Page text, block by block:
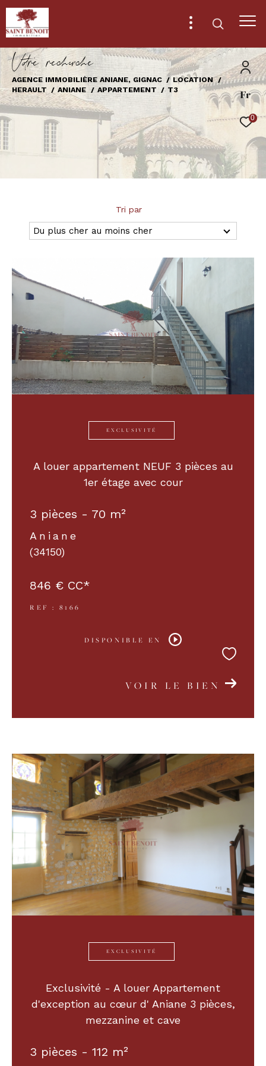
Fr
0
Vore recece
AGENCE IMMOBILIÈRE ANIANE, GIGNAC
LOCATION
HERAULT
ANIANE APPARTEMENT T3
Tri par
Du plus cher au moins cher
EXCLUSIVITÉ
A louer appartement NEUF 3 pièces au
1er étage avec cour
3 pièces - 70 m²
Aniane
(34150)
846 € CC*
REF : 8166
DISPONIBLE EN
VOIR LE BIEN
EXCLUSIVITÉ
Exclusivité - A louer Appartement
d'exception au cœur d' Aniane 3 pièces,
mezzanine et cave
3 pièces - 112 m²
Effectuer une recherche
et trouver le bien qui correspond à vos
critères
Location
bien
Budget
Budget
Surface
Surface
Pièces
Pièces
AFFINER LES CRITÈRES